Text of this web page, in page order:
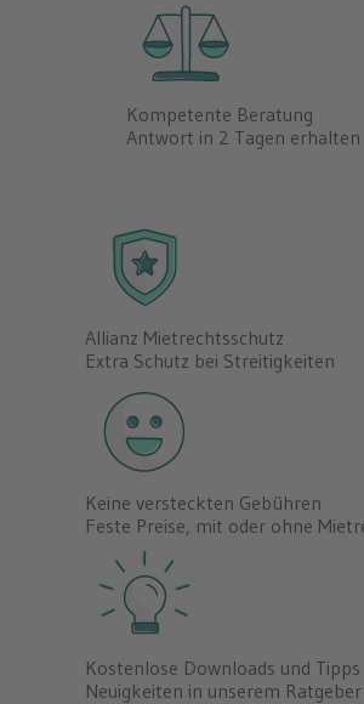
Kompetente Beratung
Antwort in 2 Tagen erhalten
Allianz Mietrechtsschutz
Extra Schutz bei Streitigkeiten
Keine versteckten Gebühren
Feste Preise, mit oder ohne
Kostenlose Downloads und Tipps
Neuigkeiten in unserem